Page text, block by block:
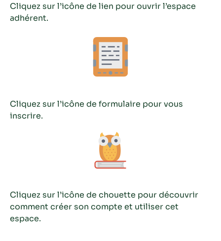
Cliquez sur l’icône de lien pour ouvrir l’espace
adhérent.
Cliquez sur l’icône de formulaire pour vous
inscrire.
Cliquez sur l’icône de chouette pour découvrir
comment créer son compte et utiliser cet
espace.